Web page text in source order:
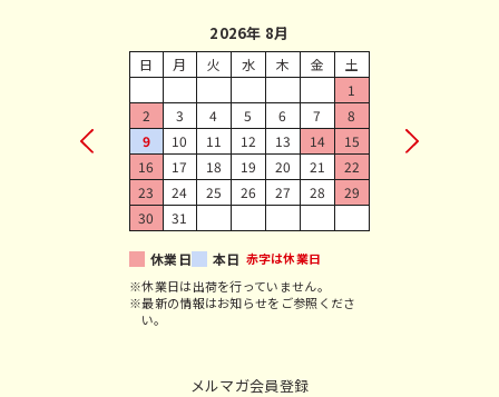
メルマガ会員登録
2026年 8月
日 月 火 水 木 金
土
1
2
3 4 5 6 7
8
9
10 11 12 13 14
15
16
17 18 19 20 21
22
23
24 25 26 27 28
29
30
31
休業日 本日 赤字は休業日
※休業日は出荷を行っていません。
※最新の情報はお知らせをご参照くださ
い。